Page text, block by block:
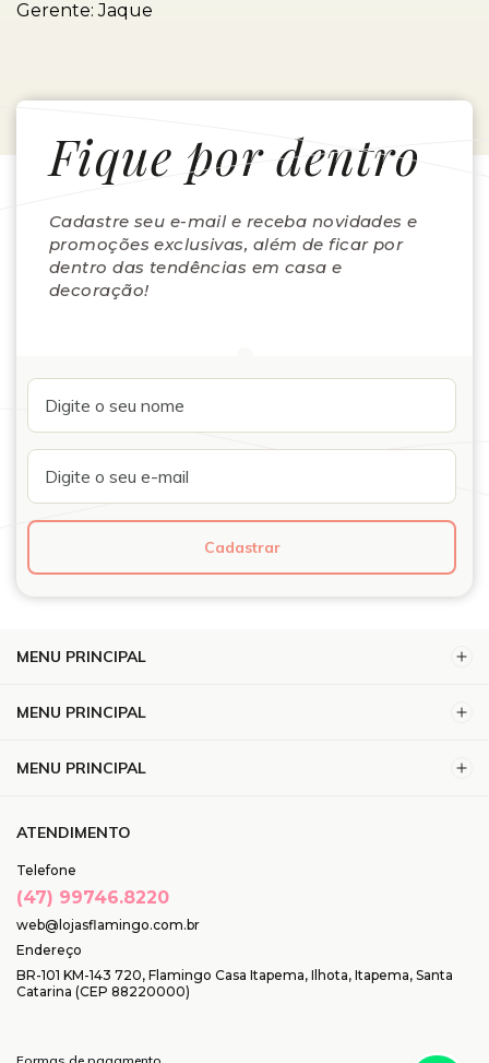
Gerente: Jaque
Fique por dentro
Cadastre seu e-mail e receba novidades e
promoções exclusivas, além de ficar por
dentro das tendências em casa e
decoração!
MENU PRINCIPAL
MENU PRINCIPAL
MENU PRINCIPAL
ATENDIMENTO
Telefone
(47) 99746.8220
web@lojasflamingo.com.br
Endereço
BR-101 KM-143 720, Flamingo Casa Itapema, Ilhota, Itapema, Santa
Catarina (CEP 88220000)
Formas de pagamento